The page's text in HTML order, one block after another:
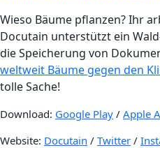
Wieso Bäume pflanzen? Ihr
Docutain unterstützt ein
die Speicherung von
weltweit Bäume gegen den
tolle Sache!
Download: Google Play / Apple
Website: Docutain / Twitter /